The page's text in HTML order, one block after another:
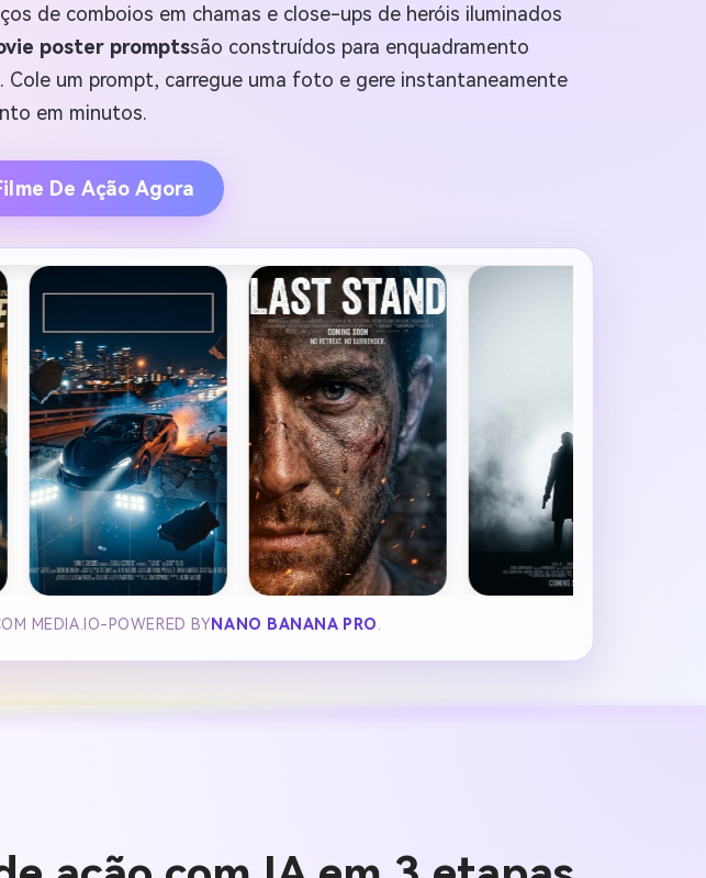
de comboios em chamas e close-ups de heróis iluminados
poster promptssão construídos para enquadramento
um prompt, carregue uma foto e gere instantaneamente
em minutos.
De Ação Agora
MEDIA.IO-POWERED BYNANO BANANA PRO